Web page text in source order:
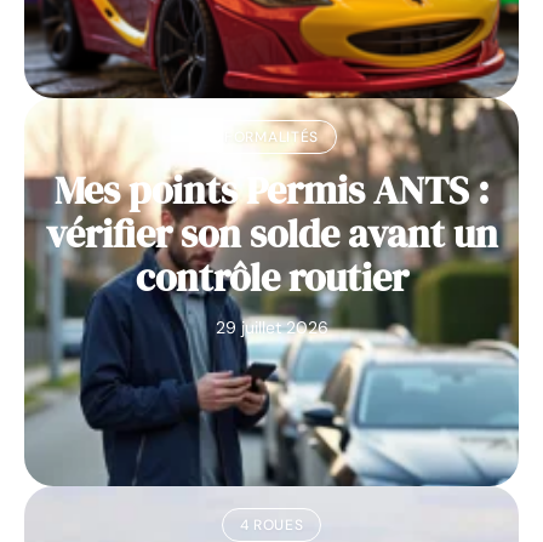
FORMALITÉS
Mes points Permis ANTS :
vérifier son solde avant un
contrôle routier
29 juillet 2026
4 ROUES